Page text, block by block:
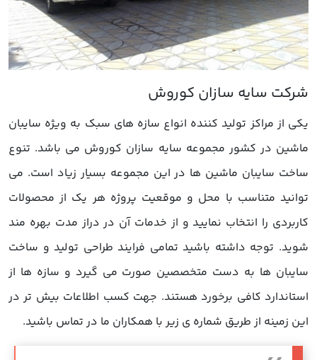
یکی از مراکز تولید کننده انواع سازه های سبک به ویژه سایبان
ماشین در کشور مجموعه سایه سازان کوروش می باشد. تنوع
ساخت سایبان ماشین ها در این مجموعه بسیار زیاد است. می
توانید متناسب با محل و موقعیت پروژه هر یک از محصولات
کاربردی را انتخاب نمایید و از خدمات آن در دراز مدت بهره مند
شوید. توجه داشته باشید تمامی فرایند طراحی تولید و ساخت
سایبان ها به دست متخصصین صورت می گیرد و سازه ها از
استاندارد کافی برخورد هستند. جهت کسب اطلاعات بیش تر در
این زمینه از طریق شماره ی زیر با همکاران ما در تماس باشید.